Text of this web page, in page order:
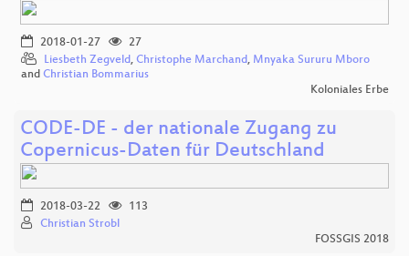
2018-01-27
27
Liesbeth Zegveld, Christophe Marchand, Mnyaka Sururu Mboro
and Christian Bommarius
Koloniales Erbe
CODE-DE - der nationale Zugang zu
Copernicus-Daten für Deutschland
2018-03-22
113
Christian Strobl
FOSSGIS 2018